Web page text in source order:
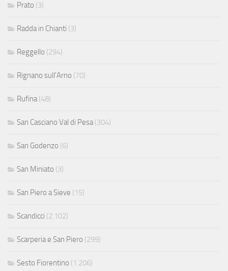
Prato (3)
Radda in Chianti (3)
Reggello (294)
Rignano sull'Arno (70)
Rufina(48)
San Casciano Val di Pesa(304)
San Godenzo (6)
San Miniato (3)
San Piero a Sieve (15)
Scandicci (2.102)
Scarperia e San Piero (299)
Sesto Fiorentino (1.206)